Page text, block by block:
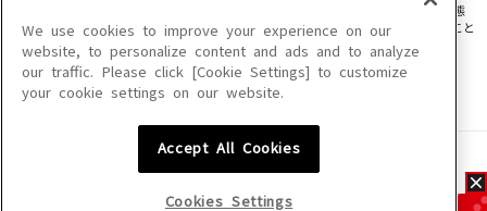
このサイトに掲載されている一切の文章・画像・写真・動画・音声等を、手段や形態
を問わず、著作権法の定める範囲を超えて無断で複製、転載、ファイル化などすること
を禁じます。
楽曲及びコンテンツは、機種によりご利用いただけない場合があります。
楽曲及びコンテンツの配信日、配信内容が変更になる場合があります。
We use cookies to improve your experience on our
website, to personalize content and ads and to analyze
our traffic. Please click [Cookie Settings] to customize
your cookie settings on our website.
Accept All Cookies
Cookies Settings